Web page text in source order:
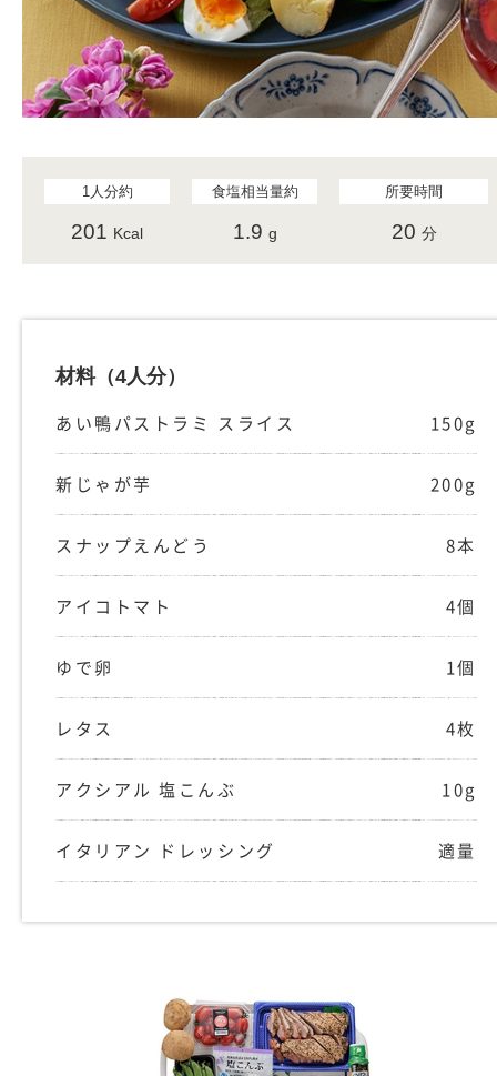
1人分約
201 Kcal
食塩相当量約
1.9 g
所要時間
20 分
材料（4人分）
あい鴨パストラミ スライス 150g
新じゃが芋 200g
スナップえんどう 8本
アイコトマト 4個
ゆで卵 1個
レタス 4枚
アクシアル 塩こんぶ 10g
イタリアン ドレッシング 適量